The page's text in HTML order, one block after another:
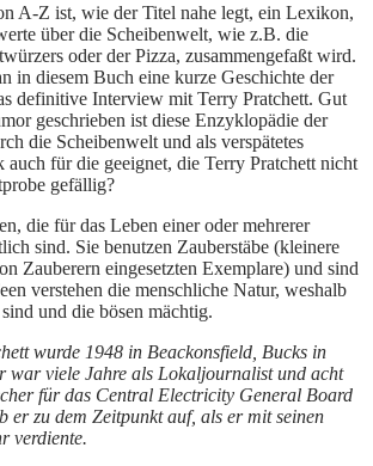
A-Z ist, wie der Titel nahe legt, ein Lexikon,
über die Scheibenwelt, wie z.B. die
oder der Pizza, zusammengefaßt wird.
in diesem Buch eine kurze Geschichte der
definitive Interview mit Terry Pratchett. Gut
geschrieben ist diese Enzyklopädie der
die Scheibenwelt und als verspätetes
auch für die geeignet, die Terry Pratchett nicht
gefällig?
die für das Leben einer oder mehrerer
sind. Sie benutzen Zauberstäbe (kleinere
Zauberern eingesetzten Exemplare) und sind
verstehen die menschliche Natur, weshalb
und die bösen mächtig.
wurde 1948 in Beackonsfield, Bucks in
war viele Jahre als Lokaljournalist und acht
für das Central Electricity General Board
er zu dem Zeitpunkt auf, als er mit seinen
verdiente.